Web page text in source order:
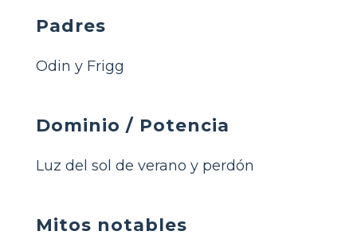
Padres
Odin y Frigg
Dominio / Potencia
Luz del sol de verano y perdón
Mitos notables